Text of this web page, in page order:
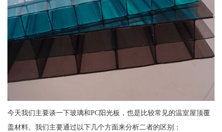
今天我们主要谈一下玻璃和PC阳光板，也是比较常见的温室屋顶覆
盖材料。我们主要通过以下几个方面来分析二者的区别：